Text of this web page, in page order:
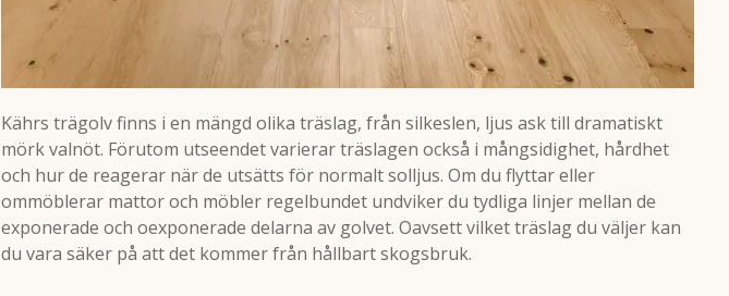
Kährs trägolv finns i en mängd olika träslag, från silkeslen, ljus ask till dramatiskt
mörk valnöt. Förutom utseendet varierar träslagen också i mångsidighet, hårdhet
och hur de reagerar när de utsätts för normalt solljus. Om du flyttar eller
ommöblerar mattor och möbler regelbundet undviker du tydliga linjer mellan de
exponerade och oexponerade delarna av golvet. Oavsett vilket träslag du väljer kan
du vara säker på att det kommer från hållbart skogsbruk.